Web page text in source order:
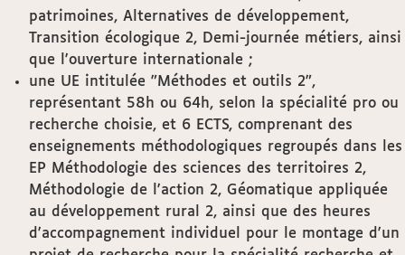
patrimoines, Alternatives de développement,
Transition écologique 2, Demi-journée métiers, ainsi
que l'ouverture internationale ;
une UE intitulée "Méthodes et outils 2",
représentant 58h ou 64h, selon la spécialité pro ou
recherche choisie, et 6 ECTS, comprenant des
enseignements méthodologiques regroupés dans les
EP Méthodologie des sciences des territoires 2,
Méthodologie de l'action 2, Géomatique appliquée
au développement rural 2, ainsi que des heures
d'accompagnement individuel pour le montage d'un